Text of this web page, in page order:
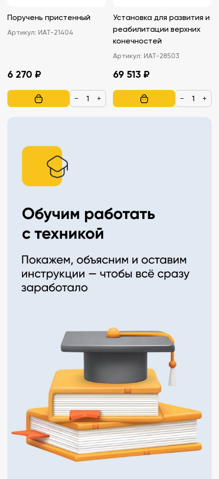
Поручень пристенный
Артикул: ИАТ-21404
6 270 ₽
− +
Установка для развития и
реабилитации верхних
конечностей
Артикул: ИАТ-28503
69 513 ₽
− +